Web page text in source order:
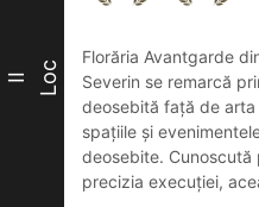
II Loc
Florăria Avantgarde
Severin se remarcă
deosebită față de
spațiile și
deosebite.
precizia execuției,